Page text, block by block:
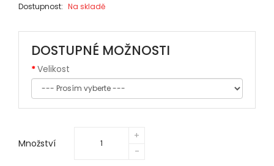
Dostupnost: Na skladě
DOSTUPNÉ MOŽNOSTI
Velikost
Množství